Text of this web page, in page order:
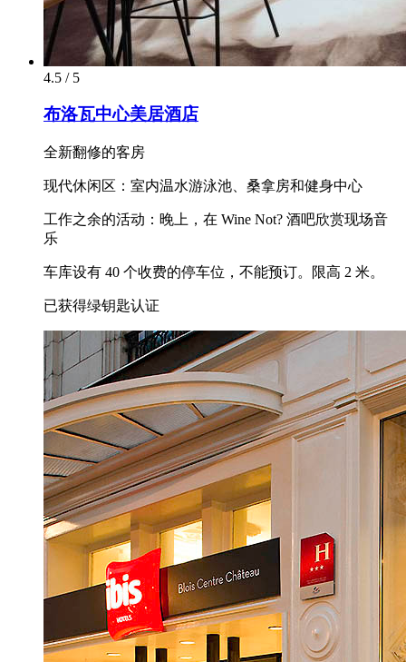
4.5 / 5
布洛瓦中心美居酒店
全新翻修的客房
现代休闲区：室内温水游泳池、桑拿房和健身中心
工作之余的活动：晚上，在 Wine Not? 酒吧欣赏现场音
乐
车库设有 40 个收费的停车位，不能预订。限高 2 米。
已获得绿钥匙认证